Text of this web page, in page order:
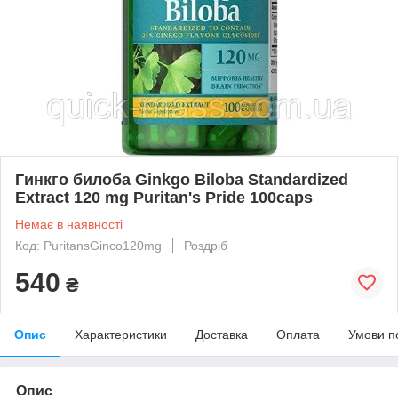
Гинкго билоба Ginkgo Biloba Standardized
Extract 120 mg Puritan's Pride 100caps
Немає в наявності
Код: PuritansGinco120mg
Роздріб
540 ₴
Опис Характеристики Доставка Оплата Умови
Опис